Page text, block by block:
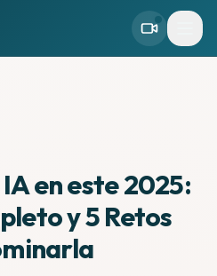
en este 2025:
y 5 Retos